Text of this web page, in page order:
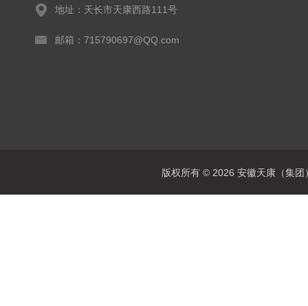
地址：天长市天康西路111号
邮箱：715790697@QQ.com
版权所有 © 2026 安徽天康（集